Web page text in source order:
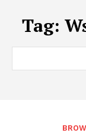
Tag: